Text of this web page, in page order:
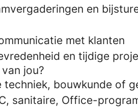
en
met klanten
en tijdige
jou?
techniek, bouwkunde of
sanitaire, Office-